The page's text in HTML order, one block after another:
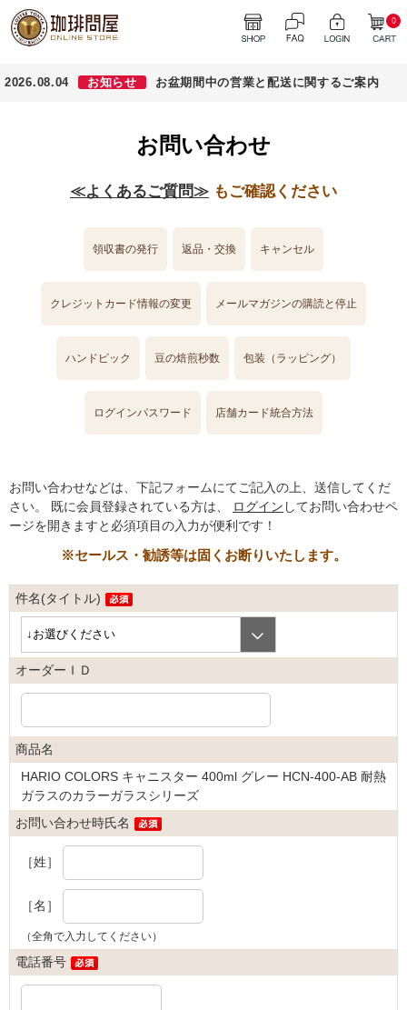
0
2026.08.04 お知らせ お盆期間中の営業と配送に関するご案内
お問い合わせ
≪よくあるご質問≫ もご確認ください
領収書の発行 返品・交換 キャンセル
クレジットカード情報の変更 メールマガジンの購読と停止
ハンドピック 豆の焙煎秒数 包装（ラッピング）
ログインパスワード 店舗カード統合方法
お問い合わせなどは、下記フォームにてご記入の上、送信してくだ
さい。
既に会員登録されている方は、 ログイン してお問い合わせペ
ージを開きますと必須項目の入力が便利です！
※セールス・勧誘等は固くお断りいたします。
件名(タイトル)
オーダーＩＤ
商品名
HARIO COLORS キャニスター 400ml グレー HCN-400-AB 耐熱
ガラスのカラーガラスシリーズ
お問い合わせ時氏名
［姓］
［名］
（全角で入力してください）
電話番号